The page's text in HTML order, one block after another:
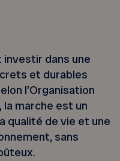
investir dans une
et durables
l’Organisation
la marche est un
qualité de vie et une
sans